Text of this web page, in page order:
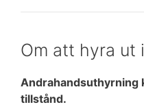
Om att hyra ut
Andrahandsuthyrning
tillstånd.